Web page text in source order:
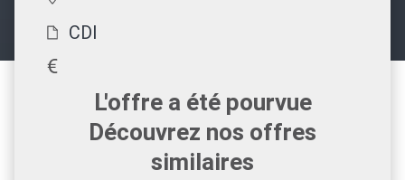
CDI
L'offre a été pourvue
Découvrez nos offres
similaires